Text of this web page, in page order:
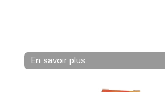
En savoir plus...